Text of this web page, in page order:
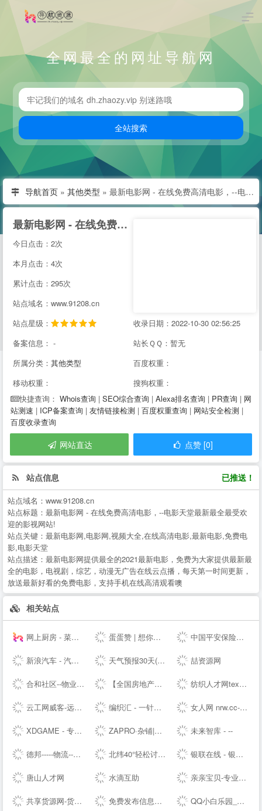
全网最全的网址导航网
导航首页 » 其他类型 » 最新电影网 - 在线免费高清电影，--电影天堂最新最全最受欢迎的影视网站!
最新电影网 - 在线免费高清电影，--电影天堂最新最全最受欢迎的影视网站!
今日点击：2次
本月点击：4次
累计点击：295次
站点域名：www.91208.cn
站点星级：
收录日期：2022-10-30 02:56:25
备案信息： -
站长ＱＱ：暂无
所属分类： 其他类型
百度权重：
移动权重：
搜狗权重：
快捷查询： Whois查询 | SEO综合查询 | Alexa排名查询 | PR查询 | 网
站测速 | ICP备案查询 | 友情链接检测 | 百度权重查询 | 网站安全检测 |
百度收录查询
网站直达 点赞 [0]
站点信息 已推送！
站点域名： www.91208.cn
站点标题： 最新电影网 - 在线免费高清电影，--电影天堂最新最全最受欢
迎的影视网站!
站点关键： 最新电影网,电影网,视频大全,在线高清电影,最新电影,免费电
影,电影天堂
站点描述： 最新电影网提供最全的2021最新电影，免费为大家提供最新最
全的电影，电视剧，综艺，动漫无广告在线云点播，每天第一时间更新，
放送最新好看的免费电影，支持手机在线高清观看噢
相关站点
网上厨房 - 菜谱食谱大全 - 学做家常菜的美食网 蛋蛋赞 | 想你所想,看你所看! 中国平安保险集团提供专业的保险、银行、投资、贷款、理财服务
新浪汽车 - 汽车生活源动力！ 天气预报30天(一个月)天气查询，天气预报未来15、20、30天 - 30天天气 喆资源网
合和社区--物业管理服务综合信息论坛 【全国房地产门户|房地产网】-实播看房抢优惠-全国房天下 纺织人才网texhr.cn-纺织---纺织人才--站
云工网威客-远程工作、按需雇佣，灵活用工人才共享平台 编织汇 - 一针一线织出无限可能！ 女人网 nrw.cc-时尚女性--
XDGAME - 专注单机游戏试玩及正版推荐！ ZAPRO·杂铺|发现美好，分享快乐！ 未来智库 - --
德邦-----物流--一站式服务 北纬40°轻松讨论，严肃思考。 银联在线 - 银联网上手机充值缴费,网上信用卡还款 安全,快捷,高效!
唐山人才网 水滴互助 亲亲宝贝-专业的育儿网站_亲亲宝贝网
共享货源网-货源总舵，淘宝店货源，工厂货源，奢侈品货源网 免费发布信息网站大全_信息发布网站大全_B2B网站大全 - 壹佰导航网 QQ小白乐园_三岁资源网_技术导航_全网精品资源分享平台